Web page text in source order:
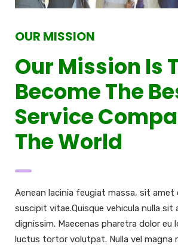
OUR MISSION
Our Mission Is
Become The
Service
The World
Aenean lacinia feugiat massa, sit amet
suscipit vitae.Quisque vehicula nulla sit
dignissim. Maecenas pharetra dolor eu
luctus tortor volutpat. Nulla vel magna